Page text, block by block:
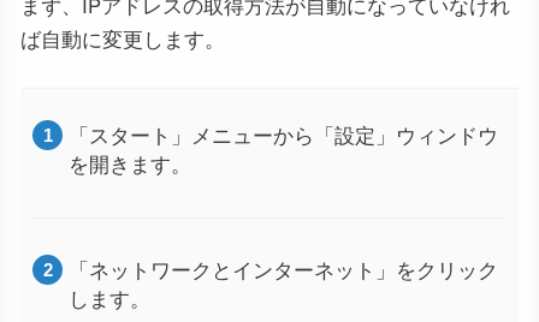
ば自動に変更します。
「スタート」メニューから「設定」ウィンドウ
を開きます。
「ネットワークとインターネット」をクリック
します。